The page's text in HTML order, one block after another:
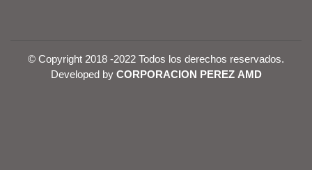
© Copyright 2018 -2022 Todos los derechos reservados.
Developed by CORPORACION PEREZ AMD